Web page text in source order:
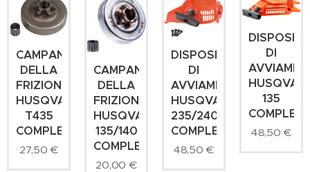
CAMPANA
DELLA
FRIZIONE
HUSQVARNA
T435
COMPLETA
27,50 €
CAMPANA
DELLA
FRIZIONE
HUSQVARNA
135/140
COMPLETA
20,00 €
DISPOSITIVO
DI
AVVIAMENTO
HUSQVARNA
235/240
COMPLETO
48,50 €
DI
135
48,50 €